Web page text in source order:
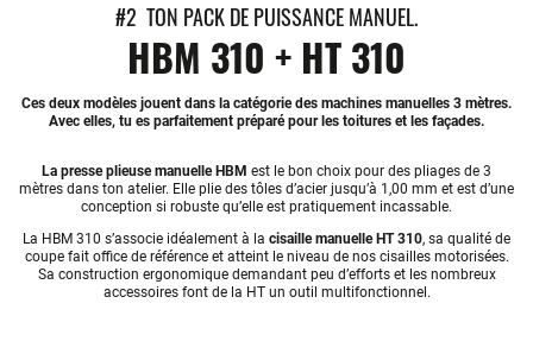
#2 TON PACK DE PUISSANCE MANUEL.
HBM 310 + HT 310
Ces deux modèles jouent dans la catégorie des machines manuelles 3 mètres.
Avec elles, tu es parfaitement préparé pour les toitures et les façades.
La presse plieuse manuelle HBM est le bon choix pour des pliages de 3
mètres dans ton atelier. Elle plie des tôles d’acier jusqu’à 1,00 mm et est d’une
conception si robuste qu’elle est pratiquement incassable.
La HBM 310 s’associe idéalement à la cisaille manuelle HT 310, sa qualité de
coupe fait office de référence et atteint le niveau de nos cisailles motorisées.
Sa construction ergonomique demandant peu d’efforts et les nombreux
accessoires font de la HT un outil multifonctionnel.